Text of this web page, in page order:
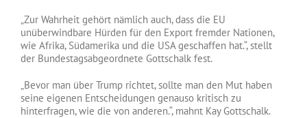
„Zur Wahrheit gehört nämlich auch, dass die EU
unüberwindbare Hürden für den Export fremder Nationen,
wie Afrika, Südamerika und die USA geschaffen hat.“, stellt
der Bundestagsabgeordnete Gottschalk fest.
„Bevor man über Trump richtet, sollte man den Mut haben
seine eigenen Entscheidungen genauso kritisch zu
hinterfragen, wie die von anderen.“, mahnt Kay Gottschalk.